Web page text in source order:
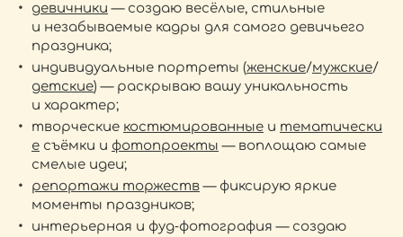
девичники — создаю весёлые, стильные
и незабываемые кадры для самого девичьего
праздника;
индивидуальные портреты (женские/мужские/
детские) — раскрываю вашу уникальность
и характер;
творческие костюмированные и тематически
е съёмки и фотопроекты — воплощаю самые
смелые идеи;
репортажи торжеств— фиксирую яркие
моменты праздников;
интерьерная и фуд‑фотография — создаю